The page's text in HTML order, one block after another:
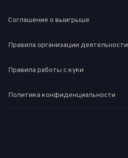
Соглашение о выигрыше
Правила организации деятельности
Правила работы с куки
Политика конфиденциальности